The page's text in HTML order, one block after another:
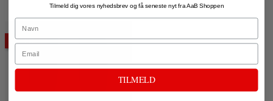
NYHED
Tilmeld dig vores nyhedsbrev og få seneste nyt fra AaB Shoppen
Name
Email
TILMELD